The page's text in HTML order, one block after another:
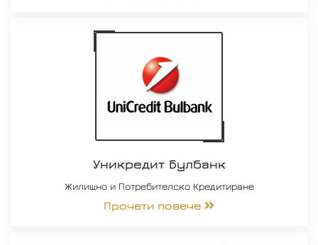
Уникредит Булбанк
Жилищно и Потребителско Кредитиране
Прочети повече